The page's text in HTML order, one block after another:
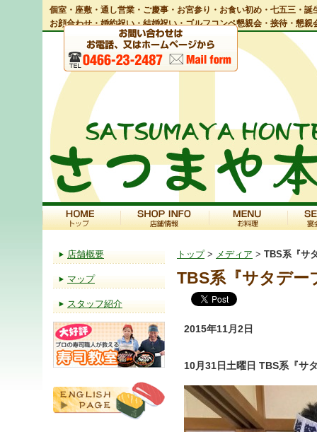
個室・座敷・通し営業・ご慶事・お宮参り・お食い初め・七五三・
お顔合わせ・婚約祝い・結婚祝い・ゴルフコンペ懇親会・接待・懇
店舗概要
マップ
スタッフ紹介
トップ> メディア > TBS系『サ
TBS系『サタデー
2015年11月2日
10月31日土曜日 TBS系『サ